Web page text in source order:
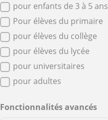
pour enfants de 3 à 5 ans
Pour élèves du primaire
pour élèves du collège
pour élèves du lycée
pour universitaires
pour adultes
Fonctionnalités avancés